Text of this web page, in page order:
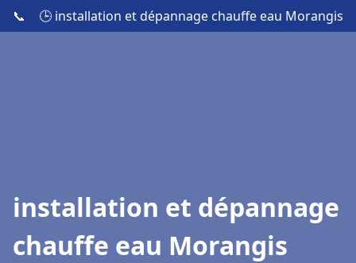
📞 🕒 installation et dépannage chauffe eau Morangis
installation et dépannage
chauffe eau Morangis